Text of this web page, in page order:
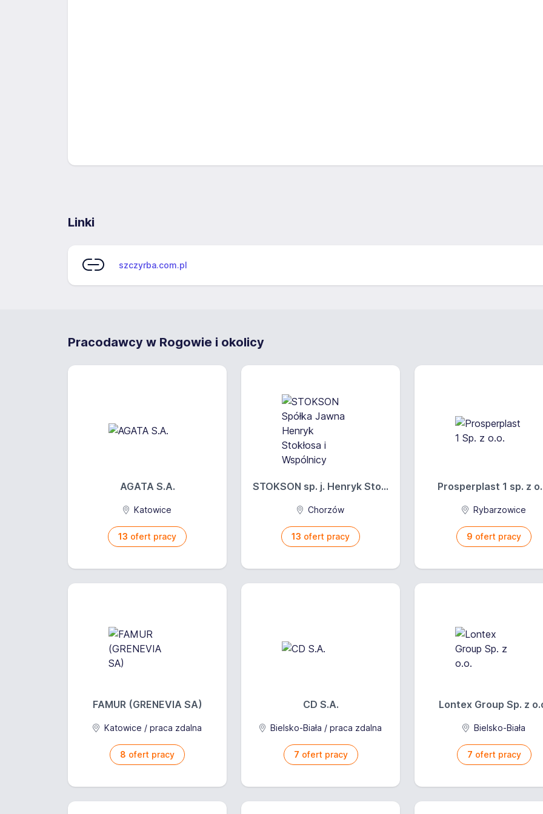
Linki
szczyrba.com.pl
Pracodawcy w Rogowie i okolicy
AGATA S.A.
Katowice
13 ofert pracy
STOKSON sp. j. Henryk Sto...
Chorzów
13 ofert pracy
Prosperplast 1 sp. z
Rybarzowice
9 ofert pracy
FAMUR (GRENEVIA SA)
Katowice / praca zdalna
8 ofert pracy
CD S.A.
Bielsko-Biała / praca zdalna
7 ofert pracy
Lontex Group Sp. z
Bielsko-Biała
7 ofert pracy